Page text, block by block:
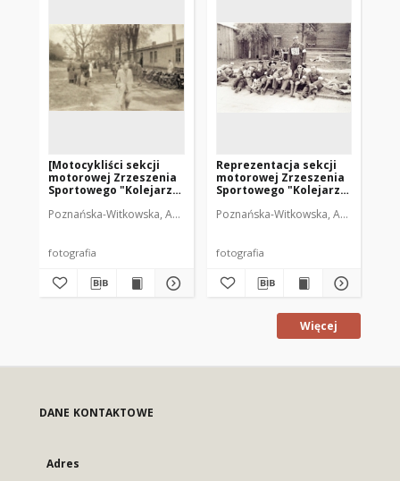
[Motocykliści sekcji
motorowej Zrzeszenia
Sportowego "Kolejarz"
Poznańska-Witkowska, Anna. Fot.
fotografia
Reprezentacja sekcji
motorowej Zrzeszenia
Sportowego "Kolejarz"
Radomiu. 1
Poznańska-Witkowska, Anna. Fot.
fotografia
Więcej
DANE KONTAKTOWE
Adres